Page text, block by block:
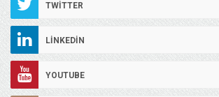
TWITTER
LINKEDIN
YOUTUBE